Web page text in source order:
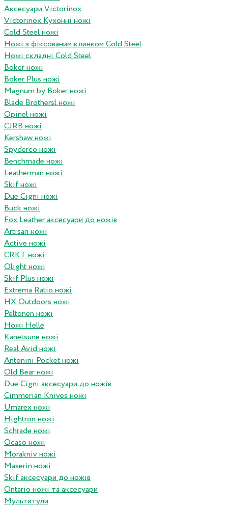
Аксесуари Victorinox
Victorinox Кухонні ножі
Cold Steel ножі
Ножі з фіксованим клинком Cold Steel
Ножі складні Cold Steel
Boker ножі
Boker Plus ножі
Magnum by Boker ножі
Blade Brothersl ножі
Opinel ножі
CJRB ножі
Kershaw ножі
Spyderco ножі
Benchmade ножі
Leatherman ножі
Skif ножі
Due Cigni ножі
Buck ножі
Fox Leather аксесуари до ножів
Artisan ножі
Active ножі
CRKT ножі
Olight ножі
Skif Plus ножі
Extrema Ratio ножі
HX Outdoors ножі
Peltonen ножі
Ножі Helle
Kanetsune ножі
Real Avid ножі
Antonini Pocket ножі
Old Bear ножі
Due Cigni аксесуари до ножів
Cimmerian Knives ножі
Umarex ножі
Hightron ножі
Schrade ножі
Ocaso ножі
Morakniv ножі
Maserin ножі
Skif аксесуари до ножів
Ontario ножі та аксесуари
Мультитули